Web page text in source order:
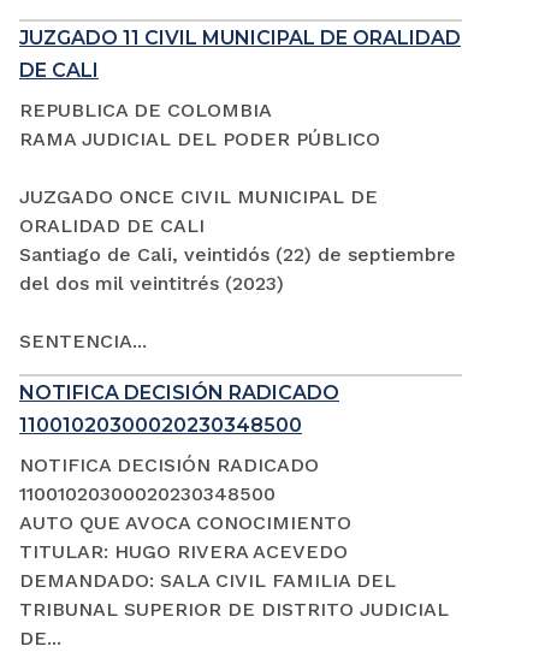
JUZGADO 11 CIVIL MUNICIPAL DE ORALIDAD
DE CALI
REPUBLICA DE COLOMBIA
RAMA JUDICIAL DEL PODER PÚBLICO
JUZGADO ONCE CIVIL MUNICIPAL DE
ORALIDAD DE CALI
Santiago de Cali, veintidós (22) de septiembre
del dos mil veintitrés (2023)
SENTENCIA...
NOTIFICA DECISIÓN RADICADO
11001020300020230348500
NOTIFICA DECISIÓN RADICADO
11001020300020230348500
AUTO QUE AVOCA CONOCIMIENTO
TITULAR: HUGO RIVERA ACEVEDO
DEMANDADO: SALA CIVIL FAMILIA DEL
TRIBUNAL SUPERIOR DE DISTRITO JUDICIAL
DE...